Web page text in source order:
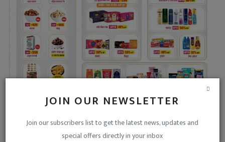
JOIN OUR NEWSLETTER
Join our subscribers list to get the latest news, updates and
special offers directly in your inbox